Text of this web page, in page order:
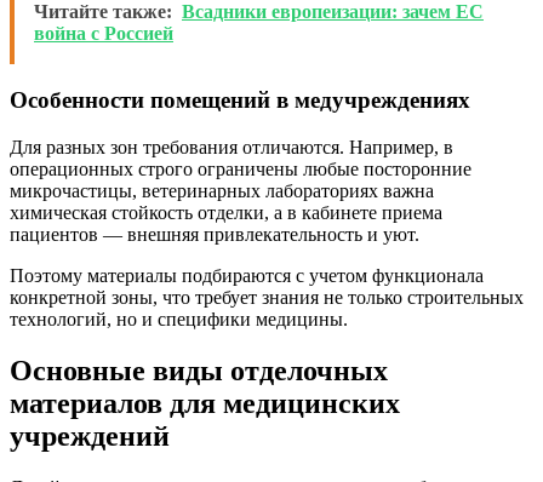
Читайте также: Всадники европеизации: зачем ЕС
война с Россией
Особенности помещений в медучреждениях
Для разных зон требования отличаются. Например, в
операционных строго ограничены любые посторонние
микрочастицы, ветеринарных лабораториях важна
химическая стойкость отделки, а в кабинете приема
пациентов — внешняя привлекательность и уют.
Поэтому материалы подбираются с учетом функционала
конкретной зоны, что требует знания не только строительных
технологий, но и специфики медицины.
Основные виды отделочных
материалов для медицинских
учреждений